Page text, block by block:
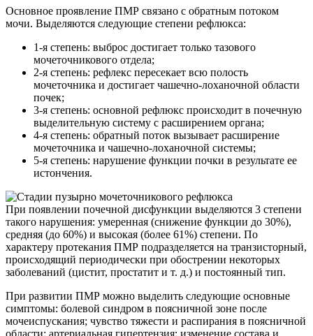
Основное проявление ПМР связано с обратным потоком
мочи. Выделяются следующие степени рефлюкса:
1-я степень: выброс достигает только тазового
мочеточникового отдела;
2-я степень: рефлекс пересекает всю полость
мочеточника и достигает чашечно-лоханочной области
почек;
3-я степень: основной рефлюкс происходит в почечную
выделительную систему с расширением органа;
4-я степень: обратный поток вызывает расширение
мочеточника и чашечно-лоханочной системы;
5-я степень: нарушение функции почки в результате ее
истончения.
При появлении почечной дисфункции выделяются 3 степени
такого нарушения: умеренная (снижение функции до 30%),
средняя (до 60%) и высокая (более 61%) степени. По
характеру протекания ПМР подразделяется на транзисторный,
происходящий периодически при обострении некоторых
заболеваний (цистит, простатит и т. д.) и постоянный тип.
При развитии ПМР можно выделить следующие основные
симптомы: болевой синдром в поясничной зоне после
мочеиспускания; чувство тяжести и распирания в поясничной